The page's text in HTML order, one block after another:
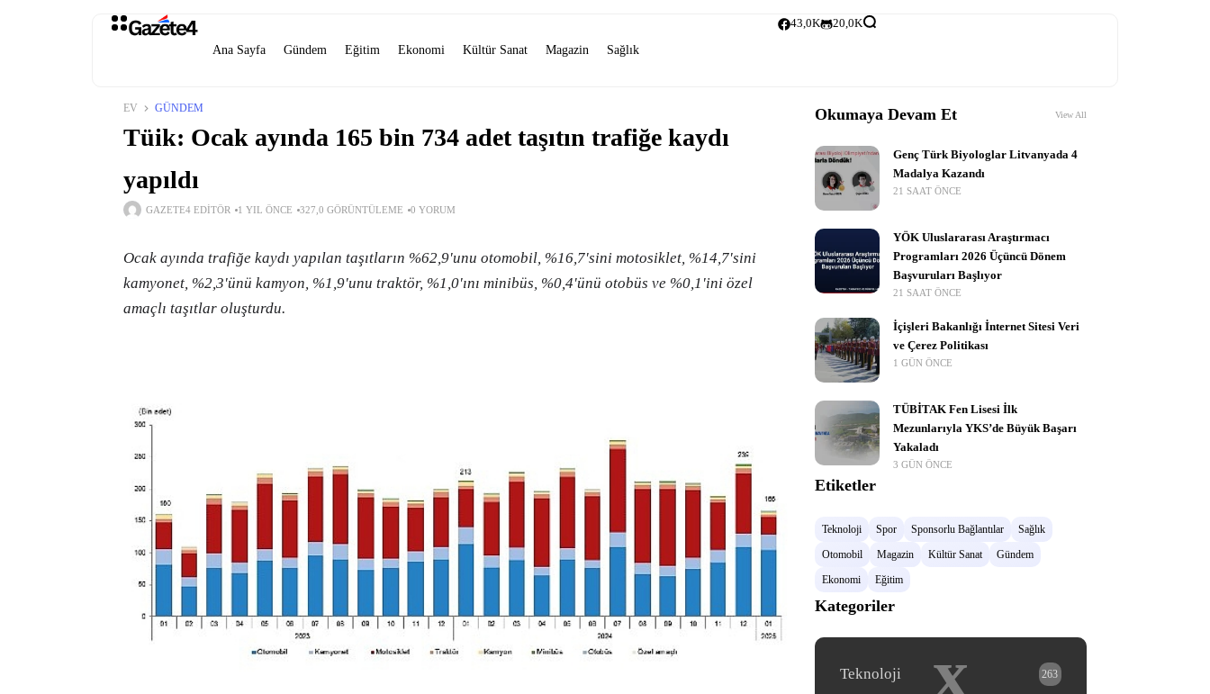
Ana Sayfa Gündem Eğitim Ekonomi Kültür Sanat Magazin Sağlık
43,0K 20,0K
EV GÜNDEM
Tüik: Ocak ayında 165 bin 734 adet taşıtın trafiğe kaydı
yapıldı
GAZETE4 EDITÖR 1 YIL ÖNCE 327,0 GÖRÜNTÜLEME 0 YORUM
Ocak ayında trafiğe kaydı yapılan taşıtların %62,9'unu otomobil, %16,7'sini motosiklet, %14,7'sini
kamyonet, %2,3'ünü kamyon, %1,9'unu traktör, %1,0'ını minibüs, %0,4'ünü otobüs ve %0,1'ini özel
amaçlı taşıtlar oluşturdu.
Okumaya Devam Et View All
Genç Türk Biyologlar Litvanyada 4
Madalya Kazandı
21 SAAT ÖNCE
YÖK Uluslararası Araştırmacı
Programları 2026 Üçüncü Dönem
Başvuruları Başlıyor
21 SAAT ÖNCE
İçişleri Bakanlığı İnternet Sitesi Veri
ve Çerez Politikası
1 GÜN ÖNCE
TÜBİTAK Fen Lisesi İlk
Mezunlarıyla YKS’de Büyük Başarı
Yakaladı
3 GÜN ÖNCE
Etiketler
Teknoloji Spor Sponsorlu Bağlantılar
Sağlık
Otomobil
Magazin Kültür Sanat
Gündem
Ekonomi
Eğitim
Kategoriler
x
Teknoloji 263